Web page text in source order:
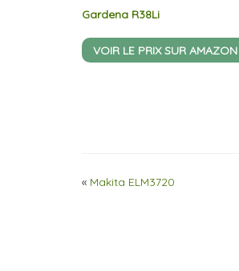
Gardena R38Li
VOIR LE PRIX SUR AMAZON
« Makita ELM3720